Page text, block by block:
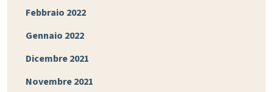
Febbraio 2022
Gennaio 2022
Dicembre 2021
Novembre 2021